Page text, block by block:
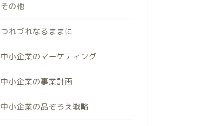
その他
つれづれなるままに
中小企業のマーケティング
中小企業の事業計画
中小企業の品ぞろえ戦略